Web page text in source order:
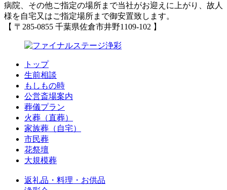
病院、その他ご指定の場所まで当社がお迎えに上がり、故人
様を自宅又はご指定場所まで御安置致します。
【 〒285-0855 千葉県佐倉市井野1109-102 】
トップ
生前相談
もしもの時
公営斎場案内
葬儀プラン
火葬（直葬）
家族葬（自宅）
市民葬
花祭壇
大規模葬
返礼品・料理・お供品